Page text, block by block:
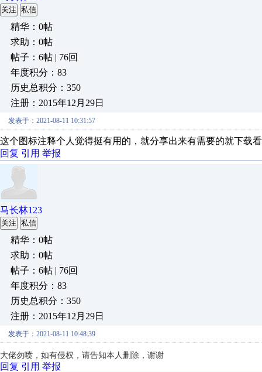
关注 私信
精华：0帖
求助：0帖
帖子：6帖 | 76回
年度积分：83
历史总积分：350
注册：2015年12月29日
发表于：2021-08-11 10:31:57
这个图标注释个人觉得挺有用的，就分享出来有需要的就下载
回复 引用 举报
马长林123
关注 私信
精华：0帖
求助：0帖
帖子：6帖 | 76回
年度积分：83
历史总积分：350
注册：2015年12月29日
发表于：2021-08-11 10:48:39
大佬勿喷，如有侵权，请告知本人删除，谢谢
回复 引用 举报